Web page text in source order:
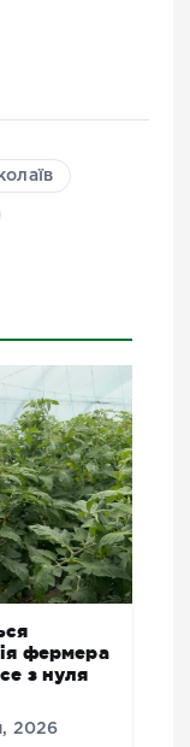
фермера
з нуля
2026